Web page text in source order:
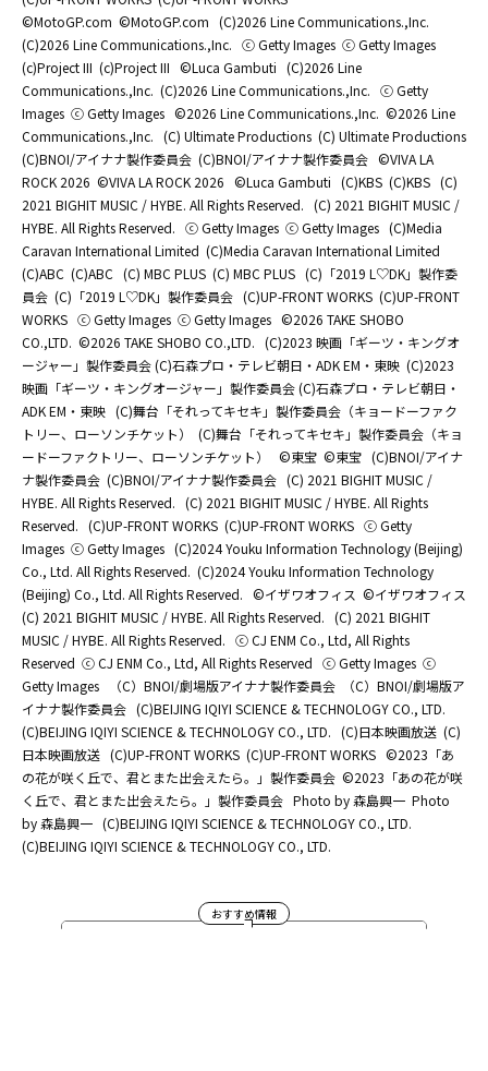
©MotoGP.com ©MotoGP.com (C)2026 Line Communications.,Inc.
(C)2026 Line Communications.,Inc. ⓒ Getty Images ⓒ Getty Images
(c)Project III (c)Project III ©Luca Gambuti (C)2026 Line
Communications.,Inc. (C)2026 Line Communications.,Inc. ⓒ Getty
Images ⓒ Getty Images ©2026 Line Communications.,Inc. ©2026 Line
Communications.,Inc. (C) Ultimate Productions (C) Ultimate Productions
(C)BNOI/アイナナ製作委員会 (C)BNOI/アイナナ製作委員会 ©️VIVA LA
ROCK 2026 ©️VIVA LA ROCK 2026 ©Luca Gambuti (C)KBS (C)KBS (C)
2021 BIGHIT MUSIC / HYBE. All Rights Reserved. (C) 2021 BIGHIT MUSIC /
HYBE. All Rights Reserved. ⓒ Getty Images ⓒ Getty Images (C)Media
Caravan International Limited (C)Media Caravan International Limited
(C)ABC (C)ABC (C) MBC PLUS (C) MBC PLUS (C)「2019 L♡DK」製作委
員会 (C)「2019 L♡DK」製作委員会 (C)UP-FRONT WORKS (C)UP-FRONT
WORKS ⓒ Getty Images ⓒ Getty Images ©2026 TAKE SHOBO
CO.,LTD. ©2026 TAKE SHOBO CO.,LTD. (C)2023 映画「ギーツ・キングオ
ージャー」製作委員会 (C)石森プロ・テレビ朝日・ADK EM・東映 (C)2023
映画「ギーツ・キングオージャー」製作委員会 (C)石森プロ・テレビ朝日・
ADK EM・東映 (C)舞台「それってキセキ」製作委員会（キョードーファク
トリー、ローソンチケット）
(C)舞台「それってキセキ」製作委員会（キョ
ードーファクトリー、ローソンチケット）
©東宝 ©東宝 (C)BNOI/アイナ
ナ製作委員会 (C)BNOI/アイナナ製作委員会 (C) 2021 BIGHIT MUSIC /
HYBE. All Rights Reserved. (C) 2021 BIGHIT MUSIC / HYBE. All Rights
Reserved. (C)UP-FRONT WORKS (C)UP-FRONT WORKS ⓒ Getty
Images ⓒ Getty Images (C)2024 Youku Information Technology (Beijing)
Co., Ltd. All Rights Reserved. (C)2024 Youku Information Technology
(Beijing) Co., Ltd. All Rights Reserved. ©イザワオフィス ©イザワオフィス
(C) 2021 BIGHIT MUSIC / HYBE. All Rights Reserved. (C) 2021 BIGHIT
MUSIC / HYBE. All Rights Reserved. ⓒ CJ ENM Co., Ltd, All Rights
Reserved ⓒ CJ ENM Co., Ltd, All Rights Reserved ⓒ Getty Images ⓒ
Getty Images
（C）BNOI/劇場版アイナナ製作委員会
（C）BNOI/劇場版ア
イナナ製作委員会 (C)BEIJING IQIYI SCIENCE & TECHNOLOGY CO., LTD.
(C)BEIJING IQIYI SCIENCE & TECHNOLOGY CO., LTD. (C)日本映画放送 (C)
日本映画放送 (C)UP-FRONT WORKS (C)UP-FRONT WORKS ©2023「あ
の花が咲く丘で、君とまた出会えたら。」製作委員会 ©2023「あの花が咲
く丘で、君とまた出会えたら。」製作委員会 Photo by 森島興一 Photo
by 森島興一 (C)BEIJING IQIYI SCIENCE & TECHNOLOGY CO., LTD.
(C)BEIJING IQIYI SCIENCE & TECHNOLOGY CO., LTD.
おすすめ情報